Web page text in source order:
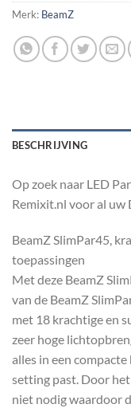
Merk: BeamZ
BESCHRIJVING
Op zoek naar LED
Remixit.nl voor al uw
BeamZ SlimPar45,
toepassingen
Met deze BeamZ
van de BeamZ
met 18 krachtige en
zeer hoge
alles in een
setting past. Door
niet nodig waardoor